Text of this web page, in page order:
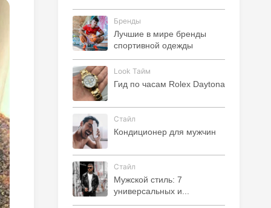
Бренды
Лучшие в мире бренды
спортивной одежды
Look Тайм
Гид по часам Rolex Daytona
Стайл
Кондиционер для мужчин
Стайл
Мужской стиль: 7
универсальных и...